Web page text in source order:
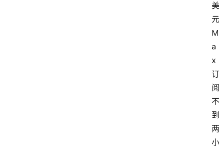
美
元
M
a
x
订
阅
不
到
两
小